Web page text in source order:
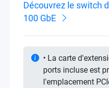
Découvrez le switch
100 GbE
• La carte
ports incluse est
l'emplacement